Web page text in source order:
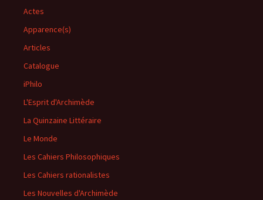
Actes
Apparence(s)
Articles
Catalogue
iPhilo
L'Esprit d'Archimède
La Quinzaine Littéraire
Le Monde
Les Cahiers Philosophiques
Les Cahiers rationalistes
Les Nouvelles d'Archimède